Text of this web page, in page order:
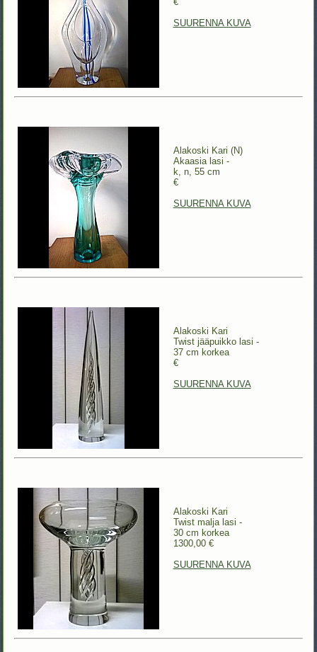
SUURENNA KUVA
Alakoski Kari (N)
Akaasia lasi -
k, n, 55 cm
€
SUURENNA KUVA
Alakoski Kari
Twist jääpuikko lasi -
37 cm korkea
€
SUURENNA KUVA
Alakoski Kari
Twist malja lasi -
30 cm korkea
1300,00 €
SUURENNA KUVA